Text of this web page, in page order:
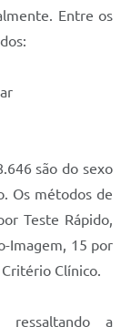
Entre os
são do sexo
Os métodos de
Teste Rápido,
Imagem, 15 por
Clínico.
a